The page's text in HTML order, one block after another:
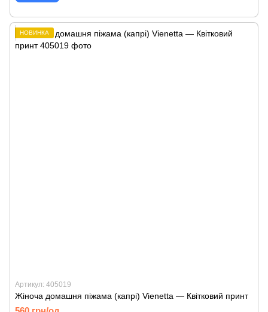
НОВИНКА
Артикул: 405019
Жіноча домашня піжама (капрі) Vienetta — Квітковий принт